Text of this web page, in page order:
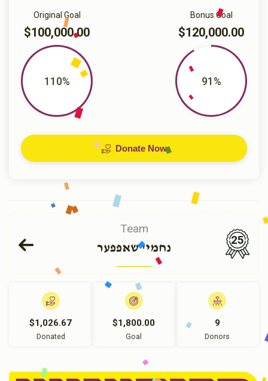
Bonus Goal
$120,000.00
91%
Original Goal
$100,000.00
110%
Donate Now
Team
נחמי' שאפפער
25
$1,026.67
Donated
$1,800.00
Goal
9
Donors